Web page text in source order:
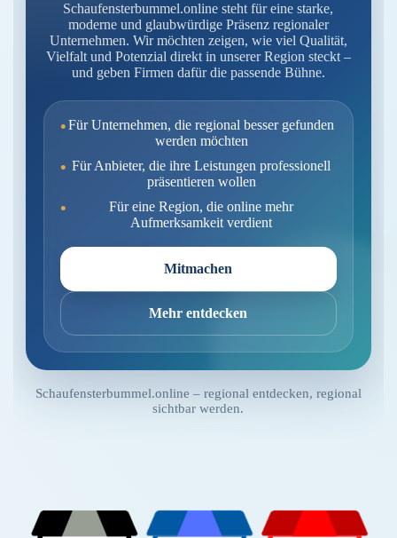
Schaufensterbummel.online steht für eine starke,
moderne und glaubwürdige Präsenz regionaler
Unternehmen. Wir möchten zeigen, wie viel Qualität,
Vielfalt und Potenzial direkt in unserer Region steckt –
und geben Firmen dafür die passende Bühne.
Für Unternehmen, die regional besser gefunden
werden möchten
Für Anbieter, die ihre Leistungen professionell
präsentieren wollen
Für eine Region, die online mehr
Aufmerksamkeit verdient
Mitmachen
Mehr entdecken
Schaufensterbummel.online – regional entdecken, regional
sichtbar werden.